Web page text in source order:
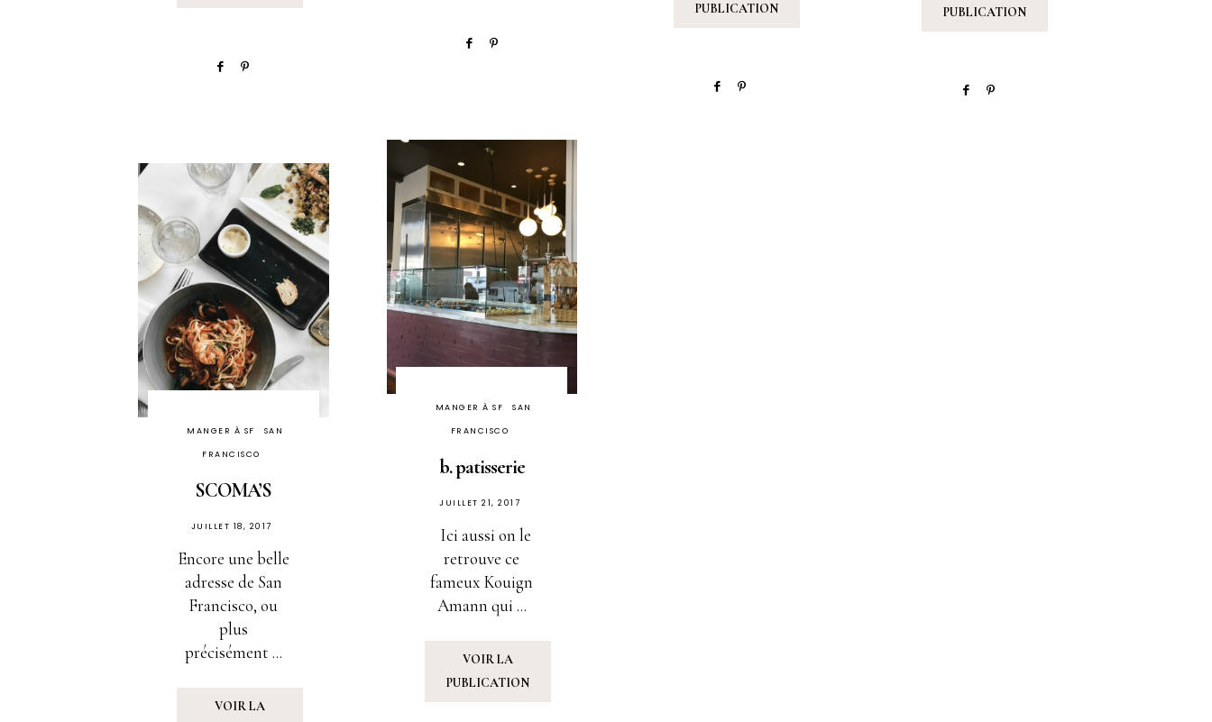
PUBLICATION
PUBLICATION
MANGER À SF SAN
FRANCISCO
b. patisserie
PUBLIÉ
JUILLET 21, 2017
Ici aussi on le
retrouve ce
fameux Kouign
Amann qui ...
VOIR LA
PUBLICATION
MANGER À SF SAN
FRANCISCO
SCOMA’S
PUBLIÉ
JUILLET 18, 2017
Encore une belle
adresse de San
Francisco, ou
plus
précisément ...
VOIR LA